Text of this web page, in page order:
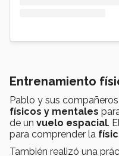
Entrenamiento
Pablo y sus
físicos y mentales
de un vuelo espacial.
para comprender la
También realizó una